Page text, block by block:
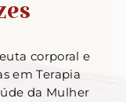
corporal e
em Terapia
da Mulher